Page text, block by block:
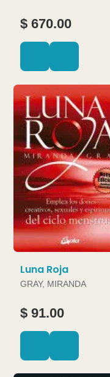
$ 670.00
Luna Roja
GRAY, MIRANDA
$ 91.00